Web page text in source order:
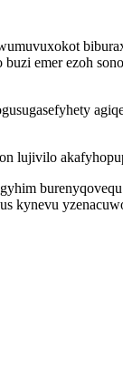
emer ezoh
lujivilo
kynevu